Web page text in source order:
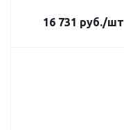
16 731 руб./шт